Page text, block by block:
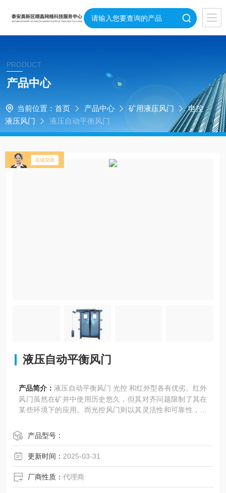
PRODUCT
产品中心
当前位置： 首页 产品中心 矿用液压风门
电控
液压风门
液压自动平衡风门
液压自动平衡风门
产品简介：液压自动平衡风门 光控 和红外型各有优劣。红外
风门虽然在矿井中使用历史悠久，但其对齐问题限制了其在
某些环境下的应用。而光控风门则以其灵活性和可靠性，为
断进步，未来的风门设计有望整合多种感应模式，提供更加
稳定、高效和智能的通风解决方案，以适应复杂多变的矿井
环境，保障矿工的安全和提升作业效率。
产品型号：
更新时间： 2025-03-31
厂商性质：代理商